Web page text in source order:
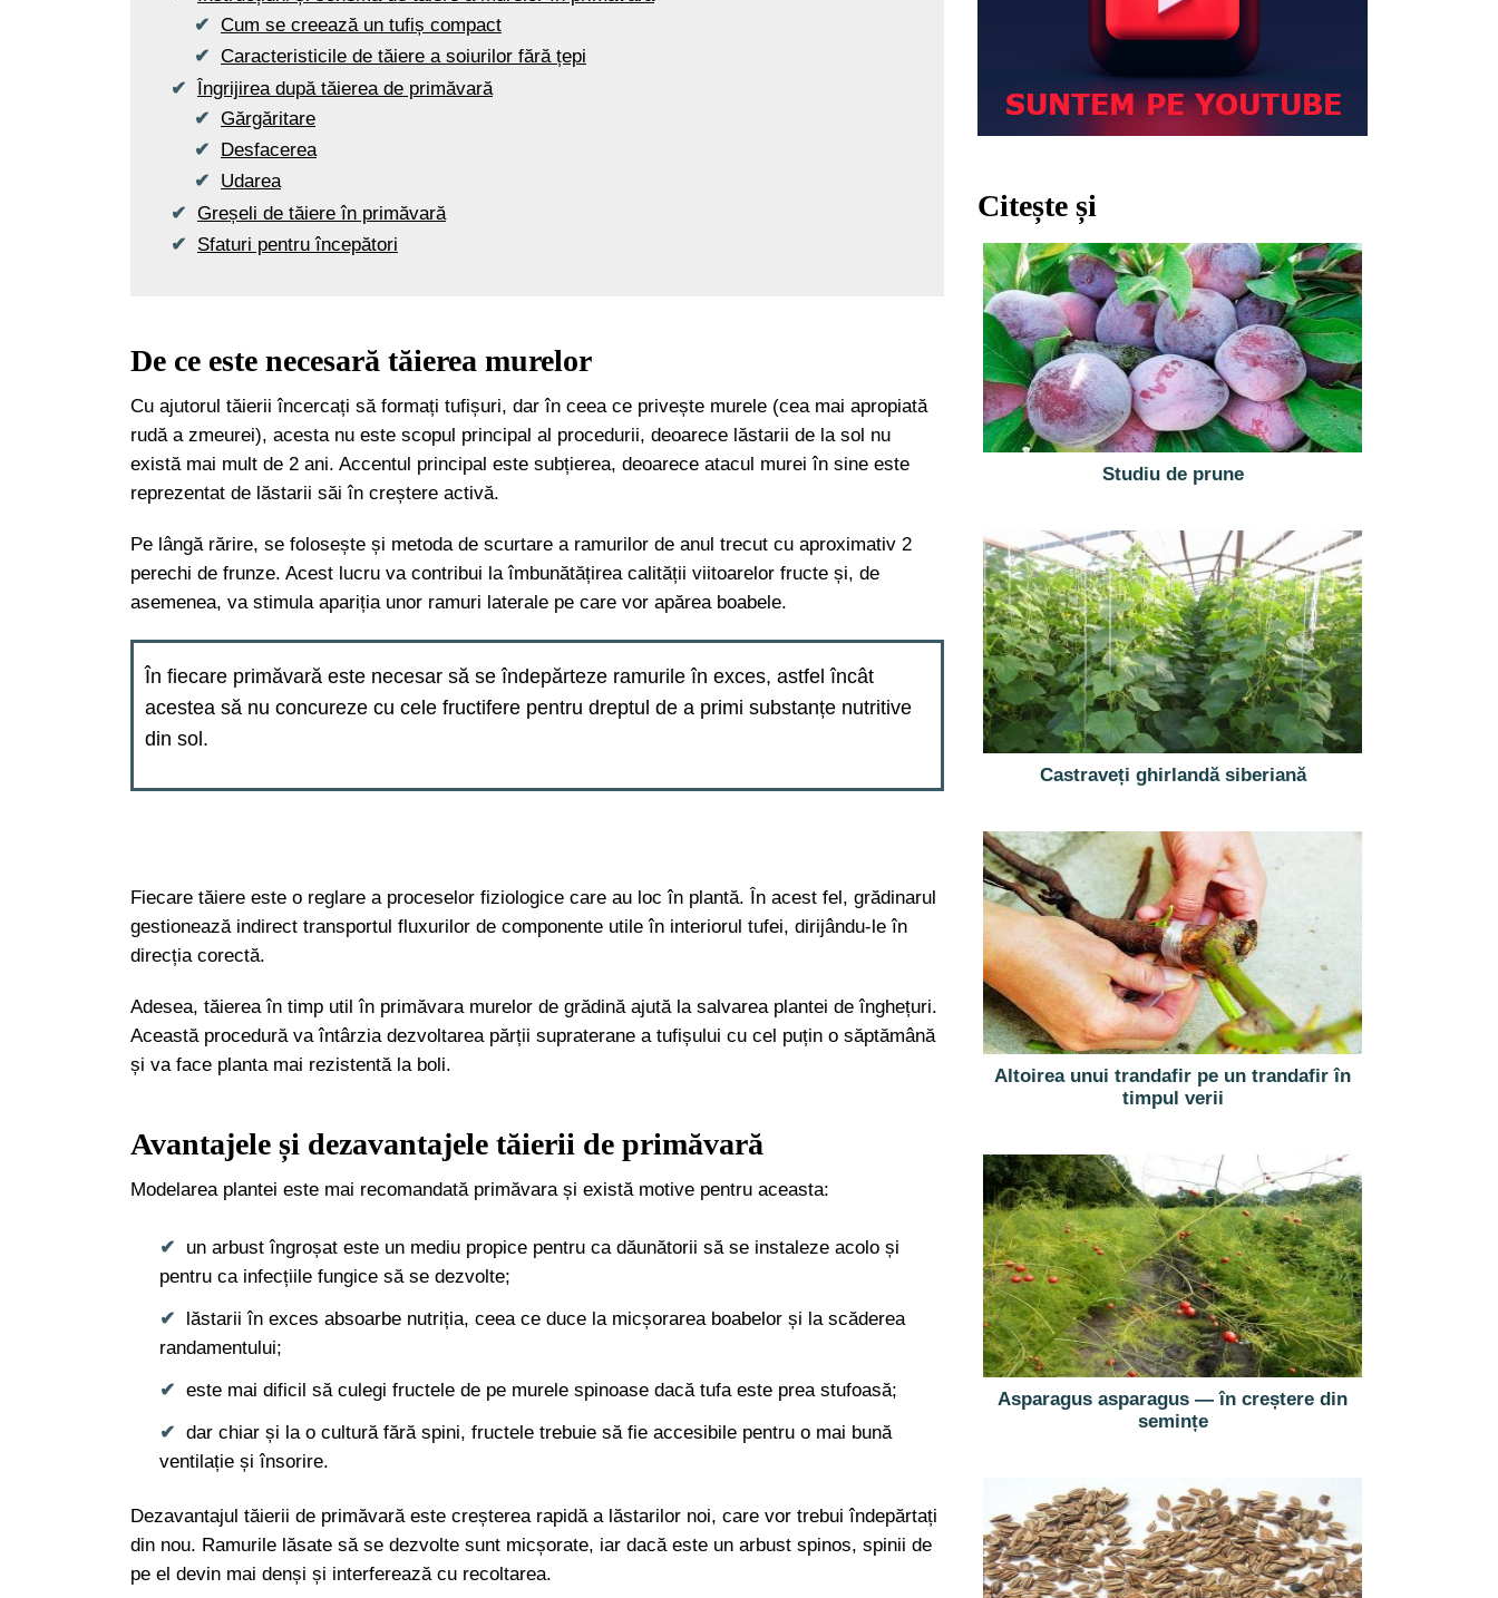
Cum se creează un tufiș compact
Caracteristicile de tăiere a soiurilor fără țepi
Îngrijirea după tăierea de primăvară
Gărgăritare
Desfacerea
Udarea
Greșeli de tăiere în primăvară
Sfaturi pentru începători
De ce este necesară tăierea murelor
Cu ajutorul tăierii încercați să formați tufișuri, dar în ceea ce privește murele (cea mai apropiată
rudă a zmeurei), acesta nu este scopul principal al procedurii, deoarece lăstarii de la sol nu
există mai mult de 2 ani. Accentul principal este subțierea, deoarece atacul murei în sine este
reprezentat de lăstarii săi în creștere activă.
Pe lângă rărire, se folosește și metoda de scurtare a ramurilor de anul trecut cu aproximativ 2
perechi de frunze. Acest lucru va contribui la îmbunătățirea calității viitoarelor fructe și, de
asemenea, va stimula apariția unor ramuri laterale pe care vor apărea boabele.
În fiecare primăvară este necesar să se îndepărteze ramurile în exces, astfel încât
acestea să nu concureze cu cele fructifere pentru dreptul de a primi substanțe nutritive
din sol.
Fiecare tăiere este o reglare a proceselor fiziologice care au loc în plantă. În acest fel, grădinarul
gestionează indirect transportul fluxurilor de componente utile în interiorul tufei, dirijându-le în
direcția corectă.
Adesea, tăierea în timp util în primăvara murelor de grădină ajută la salvarea plantei de înghețuri.
Această procedură va întârzia dezvoltarea părții supraterane a tufișului cu cel puțin o săptămână
și va face planta mai rezistentă la boli.
Avantajele și dezavantajele tăierii de primăvară
Modelarea plantei este mai recomandată primăvara și există motive pentru aceasta:
un arbust îngroșat este un mediu propice pentru ca dăunătorii să se instaleze acolo și
pentru ca infecțiile fungice să se dezvolte;
lăstarii în exces absoarbe nutriția, ceea ce duce la micșorarea boabelor și la scăderea
randamentului;
este mai dificil să culegi fructele de pe murele spinoase dacă tufa este prea stufoasă;
dar chiar și la o cultură fără spini, fructele trebuie să fie accesibile pentru o mai bună
ventilație și însorire.
Dezavantajul tăierii de primăvară este creșterea rapidă a lăstarilor noi, care vor trebui îndepărtați
din nou. Ramurile lăsate să se dezvolte sunt micșorate, iar dacă este un arbust spinos, spinii de
pe el devin mai denși și interferează cu recoltarea.
Citește și
Studiu de prune
Castraveți ghirlandă siberiană
Altoirea unui trandafir pe un trandafir în
timpul verii
Asparagus asparagus — în creștere din
semințe